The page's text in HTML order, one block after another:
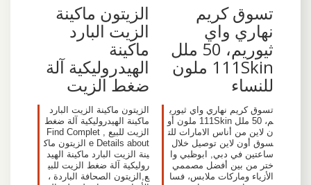
تسوق كريم
نهاري واي
ثيوريم، 50 ملل
111Skin ملون
للنساء
تسوق كريم نهاري واي ثيوري
م، 50 ملل 111Skin ملون أو
ن لاين من أناس الامارات للت
سوق أون لاين توصيل خلال
ساعتين في دبي, ابوظبي وا
ختر من بين أفضل مصممي
الأزياء وماركات ملابس، فسا
الزيتون ماكينة
الزيت البارد
ماكينة
الهيدروليكية آلة
ضغط الزيت
الزيتون ماكينة الزيت البارد
ماكينة الهيدروليكية آلة ضغط
الزيت للبيع , Find Complet
e Details about الزيتون ماك
ينة الزيت البارد ماكينة الهيد
روليكية آلة ضغط الزيت للبي
ع,الزيتون الصحافة الباردة ،